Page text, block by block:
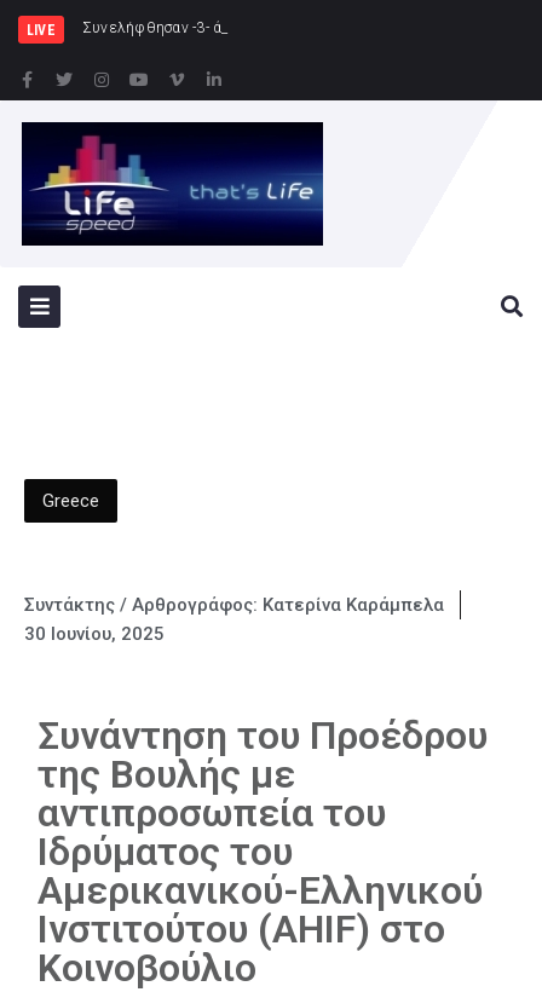
LIVE Συνελήφθησαν -3- άτομα για καλλιέργει
Greece
Συντάκτης / Αρθρογράφος: Κατερίνα Καράμπελα
30 Ιουνίου, 2025
Συνάντηση του Προέδρου
της Βουλής με
αντιπροσωπεία του
Ιδρύματος του
Αμερικανικού-Ελληνικού
Ινστιτούτου (ΑΗΙF) στο
Κοινοβούλιο